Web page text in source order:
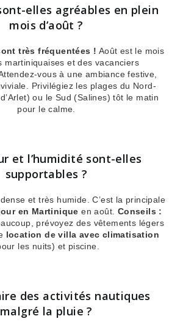
elles agréables en plein
mois d’août ?
très fréquentées ! Août est le mois
martiniquaises et des vacanciers
vous à une ambiance festive,
Privilégiez les plages du Nord-
ou le Sud (Salines) tôt le matin
pour le calme.
et l’humidité sont-elles
supportables ?
et très humide. C’est la principale
en Martinique en août. Conseils :
prévoyez des vêtements légers
location de villa avec climatisation
les nuits) et piscine.
des activités nautiques
malgré la pluie ?